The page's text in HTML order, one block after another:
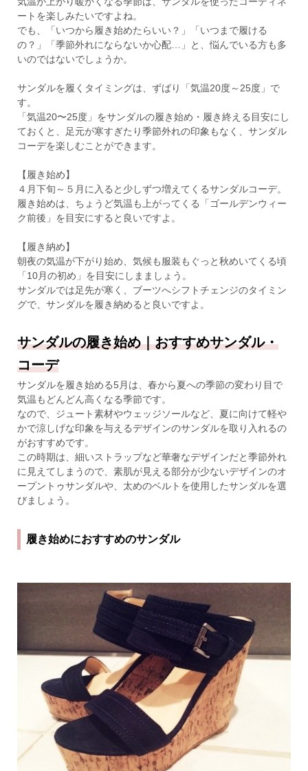
ートを楽しみたいですよね。
でも、「いつから履き始めたらいい？」「いつまで履ける
の？」「季節外れにならないか心配…」と、悩んでいる方も多
いのではないでしょうか。
サンダルを履くタイミングは、ずばり「気温20度～25度」で
す。
「気温20〜25度」をサンダルの履き始め・履き終える目安にし
ておくと、足元が寒すぎたり季節外れの印象もなく、サンダル
コーデを楽しむことができます。
【履き始め】
４月下旬～５月に入ると少しずつ増えてくるサンダルコーデ。
履き始めは、ちょうど気温も上がってくる「ゴールデンウィー
ク前後」を目安にすると良いですよ。
【履き納め】
朝夜の気温が下がり始め、気候も服装もぐっと秋めいてくる頃
「10月の初め」を目安にしまましょう。
サンダルでは足先が寒く、ブーツへシフトチェンジのタイミン
グで、サンダルを履き納めると良いですよ。
サンダルの履き始め｜おすすめサンダル・
コーデ
サンダルを履き始める5月は、春から夏への季節の変わり目で
気温もどんどん高くなる季節です。
なので、ジュート素材やウェッジソールなど、夏に向けて軽や
かで涼しげな印象を与えるデザインのサンダルを取り入れるの
がおすすめです。
この時期は、細いストラップなど華奢なデザインだと季節外れ
に見えてしまうので、素肌が見える部分が少ないデザインのオ
ープントゥサンダルや、太めのベルトを使用したサンダルを選
びましょう。
履き始めにおすすめのサンダル